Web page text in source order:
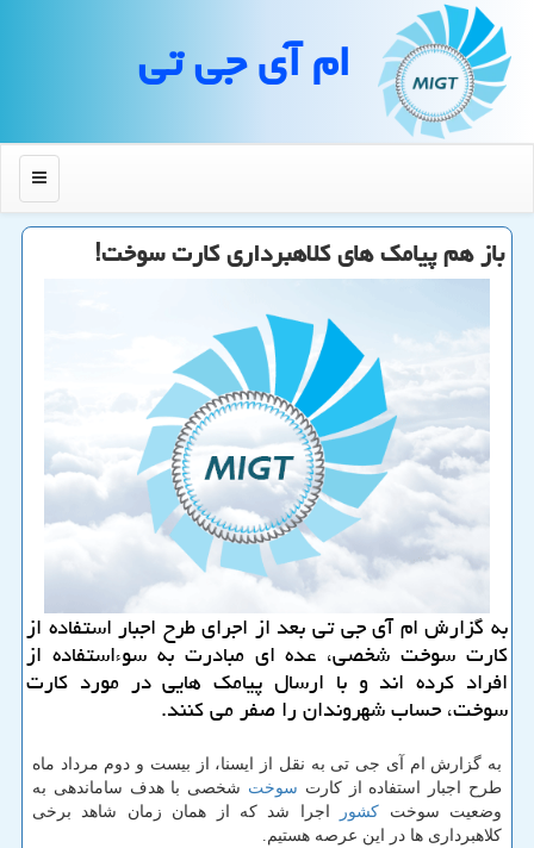
ام آی جی تی
منو
باز هم پیامك های كلاهبرداری كارت سوخت!
به گزارش ام آی جی تی بعد از اجرای طرح اجبار استفاده از
كارت سوخت شخصی، عده ای مبادرت به سوءاستفاده از
افراد كرده اند و با ارسال پیامك هایی در مورد كارت
سوخت، حساب شهروندان را صفر می كنند.
به گزارش ام آی جی تی به نقل از ایسنا، از بیست و دوم مرداد ماه
طرح اجبار استفاده از كارت سوخت شخصی با هدف ساماندهی به
وضعیت سوخت كشور
اجرا شد كه از همان زمان شاهد برخی
كلاهبرداری ها در این عرصه هستیم.